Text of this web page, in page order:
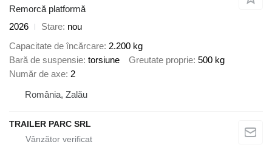
Remorcă platformă
2026
Stare nou
Capacitate de încărcare 2.200 kg
Bară de suspensie torsiune Greutate proprie 500 kg
Număr de axe 2
România, Zalău
TRAILER PARC SRL